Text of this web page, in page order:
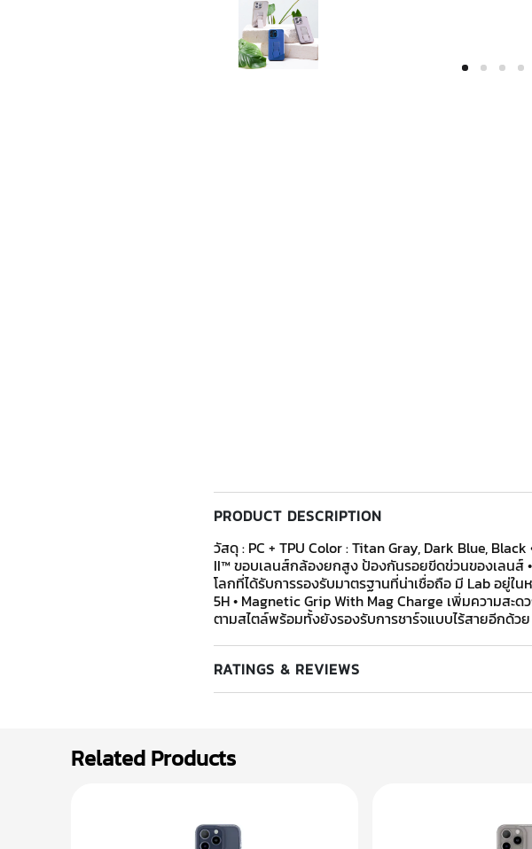
PRODUCT DESCRIPTION
วัสดุ : PC + TPU Color : Titan Gray, Dark Blue,
II™ ขอบเลนส์กล้องยกสูง ป้องกันรอยขีดข่วนของเลนส์
โลกที่ได้รับการรองรับมาตรฐานที่น่าเชื่อถือ มี Lab อยู่ใ
5H • Magnetic Grip With Mag Charge เพิ่มความสะ
ตามสไตล์พร้อมทั้งยังรองรับการชาร์จแบบไร้สายอีกด้วย
RATINGS & REVIEWS
Related Products